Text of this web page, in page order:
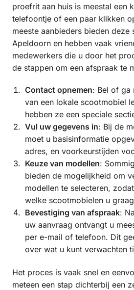
proefrit aan huis is meestal een
telefoontje of een paar klikken
meeste aanbieders bieden deze
Apeldoorn en hebben vaak
medewerkers die u door het
de stappen om een afspraak te
Contact opnemen: Bel of ga
van een lokale scootmobiel
hebben ze een speciale
Vul uw gegevens in: Bij de
moet u basisinformatie
adres, en voorkeurstijden
Keuze van modellen:
bieden de mogelijkheid om
modellen te selecteren,
welke scootmobielen u
Bevestiging van afspraak:
uw aanvraag ontvangt u
per e-mail of telefoon. Dit
over wat u kunt verwachten
Het proces is vaak snel en
meteen een stap dichterbij een